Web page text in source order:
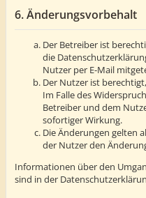
6. Änderungsvorbehalt
Der Betreiber ist
die
Nutzer per E-Mail
Der Nutzer ist
Im Falle des
Betreiber und dem
sofortiger Wirkung.
Die Änderungen gelten
der Nutzer den
Informationen über den
sind in der